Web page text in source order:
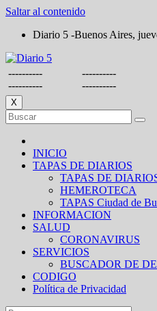
Saltar al contenido
Diario 5 -Buenos Aires,
----------
----------
----------
----------
X
INICIO
TAPAS DE DIARIOS
TAPAS DE
HEMEROTECA
TAPAS Ciudad de
INFORMACION
SALUD
CORONAVIRUS
SERVICIOS
BUSCADOR DE
CODIGO
Política de Privacidad